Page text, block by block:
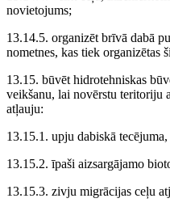
novietojums;
13.14.5. organizēt brīvā dabā
nometnes, kas tiek organizētas
13.15. būvēt hidrotehniskas
veikšanu, lai novērstu teritoriju
atļauju:
13.15.1. upju dabiskā
13.15.2. īpaši aizsargājamo
13.15.3. zivju migrācijas ceļu